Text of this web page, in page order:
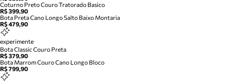
Coturno Preto Couro Tratorado Basico
R$ 399,90
Bota Preta Cano Longo Salto Baixo Montaria
R$ 479,90
experimente
Bota Classic Couro Preta
R$ 379,90
Bota Marrom Couro Cano Longo Bloco
R$ 799,90